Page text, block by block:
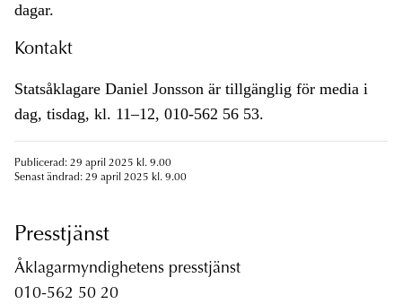
dagar.
Kontakt
Statsåklagare Daniel Jonsson är tillgänglig för media i
dag, tisdag, kl. 11–12, 010-562 56 53.
Publicerad: 29 april 2025 kl. 9.00
Senast ändrad: 29 april 2025 kl. 9.00
Presstjänst
Åklagarmyndighetens presstjänst
010-562 50 20